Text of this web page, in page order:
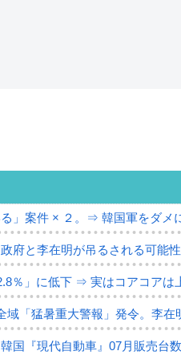
る」案件 × ２。⇒ 韓国軍をダメ
府と李在明が吊るされる可能
％」に低下 ⇒ 実はコアコアは
域「猛暑重大警報」発令。李在
韓国『現代自動車』07月販売台